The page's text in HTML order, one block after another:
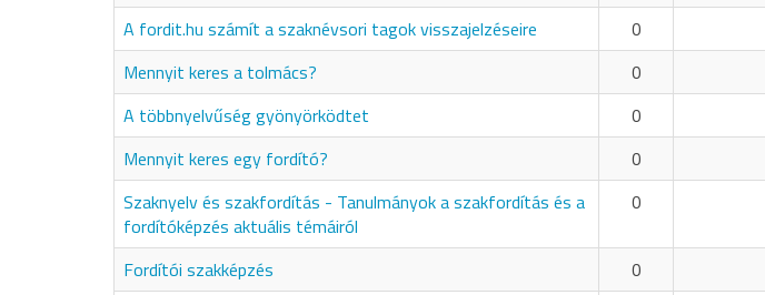
A fordit.hu számít a szaknévsori tagok visszajelzéseire
0
Mennyit keres a tolmács?
0
A többnyelvűség gyönyörködtet
0
Mennyit keres egy fordító?
0
Szaknyelv és szakfordítás - Tanulmányok a szakfordítás és a
fordítóképzés aktuális témáiról
0
Fordítói szakképzés 0